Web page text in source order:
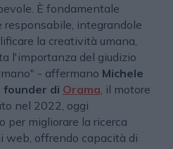
È fondamentale
integrandole
la creatività umana,
l'importanza del giudizio
- affermano Michele
founder di Orama , il motore
nel 2022, oggi
per migliorare la ricerca
web, offrendo capacità di